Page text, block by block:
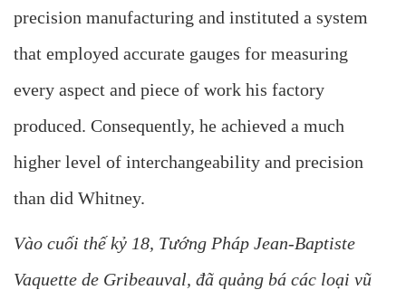
precision manufacturing and instituted a system
that employed accurate gauges for measuring
every aspect and piece of work his factory
produced. Consequently, he achieved a much
higher level of interchangeability and precision
than did Whitney.
Vào cuối thế kỷ 18, Tướng Pháp Jean-Baptiste
Vaquette de Gribeauval, đã quảng bá các loại vũ